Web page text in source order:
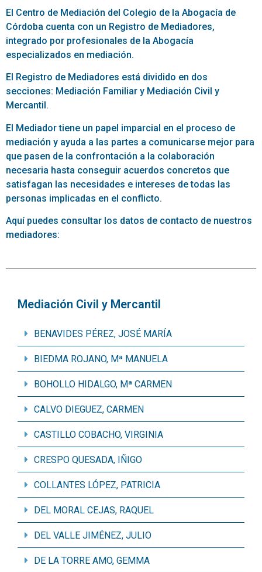
El Centro de Mediación del Colegio de la Abogacía de
Córdoba cuenta con un Registro de Mediadores,
integrado por profesionales de la Abogacía
especializados en mediación.
El Registro de Mediadores está dividido en dos
secciones: Mediación Familiar y Mediación Civil y
Mercantil.
El Mediador tiene un papel imparcial en el proceso de
mediación y ayuda a las partes a comunicarse mejor para
que pasen de la confrontación a la colaboración
necesaria hasta conseguir acuerdos concretos que
satisfagan las necesidades e intereses de todas las
personas implicadas en el conflicto.
Aquí puedes consultar los datos de contacto de nuestros
mediadores:
Mediación Civil y Mercantil
BENAVIDES PÉREZ, JOSÉ MARÍA
BIEDMA ROJANO, Mª MANUELA
BOHOLLO HIDALGO, Mª CARMEN
CALVO DIEGUEZ, CARMEN
CASTILLO COBACHO, VIRGINIA
CRESPO QUESADA, IÑIGO
COLLANTES LÓPEZ, PATRICIA
DEL MORAL CEJAS, RAQUEL
DEL VALLE JIMÉNEZ, JULIO
DE LA TORRE AMO, GEMMA